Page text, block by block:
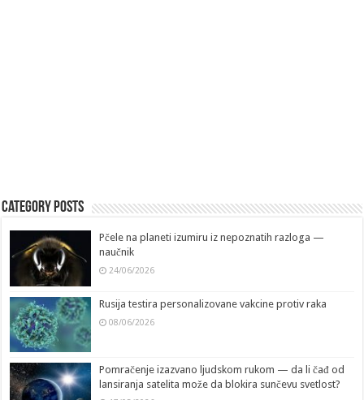
Category Posts
Pčele na planeti izumiru iz nepoznatih razloga —
naučnik
24/06/2026
Rusija testira personalizovane vakcine protiv raka
08/06/2026
Pomračenje izazvano ljudskom rukom — da li čađ od
lansiranja satelita može da blokira sunčevu svetlost?